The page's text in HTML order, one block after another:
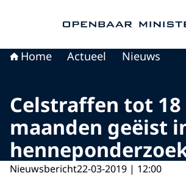
Home Actueel Nieuws
Celstraffen tot 18
maanden geëist
Nieuwsbericht22-03-2019 | 12:00